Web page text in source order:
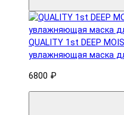
QUALITY 1st DEEP
увлажняющая маска
6800 ₽